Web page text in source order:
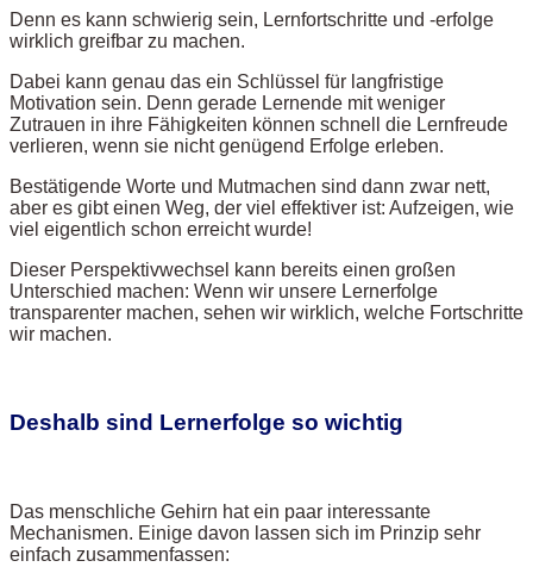
Denn es kann schwierig sein, Lernfortschritte und -erfolge
wirklich greifbar zu machen.
Dabei kann genau das ein Schlüssel für langfristige
Motivation sein. Denn gerade Lernende mit weniger
Zutrauen in ihre Fähigkeiten können schnell die Lernfreude
verlieren, wenn sie nicht genügend Erfolge erleben.
Bestätigende Worte und Mutmachen sind dann zwar nett,
aber es gibt einen Weg, der viel effektiver ist: Aufzeigen, wie
viel eigentlich schon erreicht wurde!
Dieser Perspektivwechsel kann bereits einen großen
Unterschied machen: Wenn wir unsere Lernerfolge
transparenter machen, sehen wir wirklich, welche Fortschritte
wir machen.
Deshalb sind Lernerfolge so wichtig
Das menschliche Gehirn hat ein paar interessante
Mechanismen. Einige davon lassen sich im Prinzip sehr
einfach zusammenfassen: